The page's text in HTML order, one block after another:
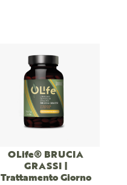
OLife® BRUCIA
GRASSI |
Trattamento Giorno